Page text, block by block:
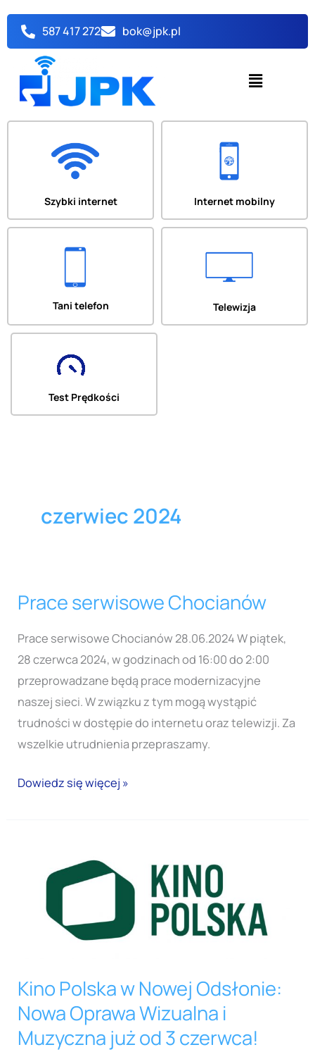
treści
587 417 272 bok@jpk.pl
Menu
Szybki internet Internet mobilny
Tani telefon Telewizja
Test Prędkości
czerwiec 2024
Prace serwisowe Chocianów
Prace serwisowe Chocianów 28.06.2024 W piątek,
28 czerwca 2024, w godzinach od 16:00 do 2:00
przeprowadzane będą prace modernizacyjne
naszej sieci. W związku z tym mogą wystąpić
trudności w dostępie do internetu oraz telewizji. Za
wszelkie utrudnienia przepraszamy.
Prace
Chocianów
Dowiedz się więcej »
Kino Polska w Nowej Odsłonie:
Nowa Oprawa Wizualna i
Muzyczna już od 3 czerwca!
Polska
Nowej
Odsłonie:
Wizualna
i
Muzyczna